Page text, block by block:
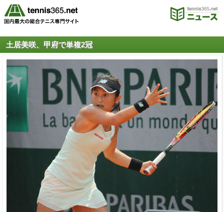
土居美咲、甲府で単複2冠